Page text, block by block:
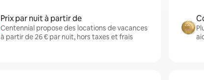
Prix par nuit à partir de
Centennial propose des locations de vacances
à partir de 26 € par nuit, hors taxes et frais